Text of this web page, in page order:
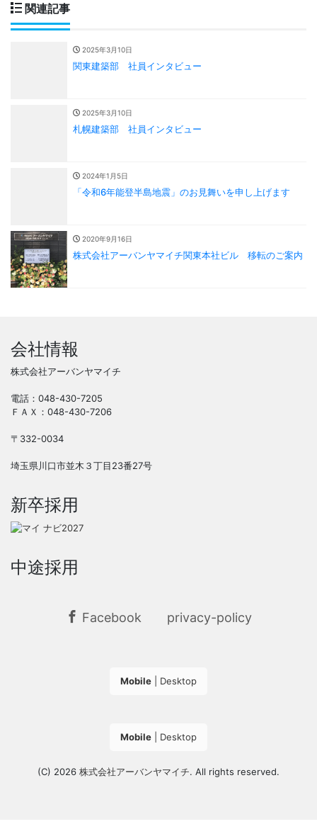
関連記事
2025年3月10日
関東建築部 社員インタビュー
2025年3月10日
札幌建築部 社員インタビュー
2024年1月5日
「令和6年能登半島地震」のお見舞いを申し上げます
2020年9月16日
株式会社アーバンヤマイチ関東本社ビル 移転のご案内
会社情報
株式会社アーバンヤマイチ
電話：048-430-7205
ＦＡＸ：048-430-7206
〒332-0034
埼玉県川口市並木３丁目23番27号
新卒採用
中途採用
Facebook privacy-policy
Mobile Desktop
Mobile Desktop
(C) 2026 株式会社アーバンヤマイチ. All rights reserved.